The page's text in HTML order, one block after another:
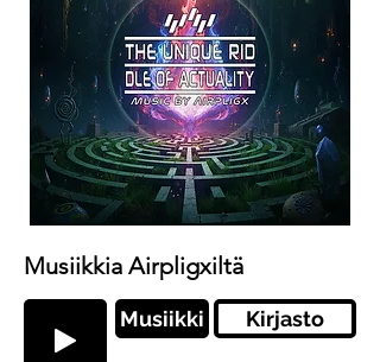
Musiikkia Airpligxiltä
Musiikki Kirjasto